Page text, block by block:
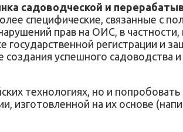
садоводческой и
специфические, связанные с
прав на ОИС, в частности,
регистрации и
успешного садоводства
технологиях, но и
изготовленной на их основе